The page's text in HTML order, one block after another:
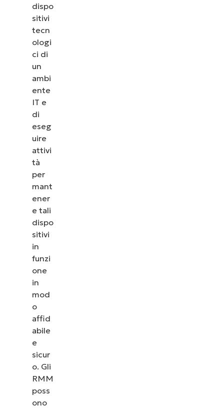
dispo
sitivi
tecn
ologi
ci di
un
ambi
ente
IT e
di
eseg
uire
attivi
tà
per
mant
ener
e tali
dispo
sitivi
in
funzi
one
in
mod
o
affid
abile
e
sicur
o. Gli
RMM
poss
ono